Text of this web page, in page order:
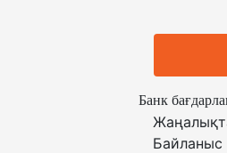
Банк
Байланыс